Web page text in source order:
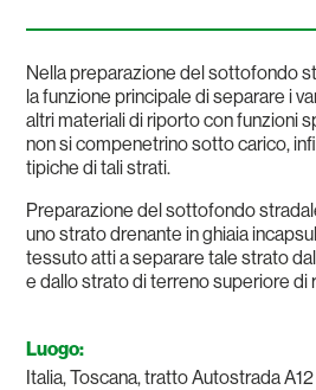
Nella preparazione del sottofondo
la funzione principale di separare i
altri materiali di riporto con funzioni
non si compenetrino sotto carico,
tipiche di tali strati.
Preparazione del sottofondo
uno strato drenante in ghiaia
tessuto atti a separare tale strato
e dallo strato di terreno superiore di
Luogo:
Italia, Toscana, tratto Autostrada A12